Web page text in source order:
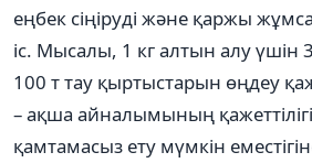
еңбек сіңіруді және қаржы
іс. Мысалы, 1 кг алтын алу үшін
100 т тау қыртыстарын өңдеу
– ақша айналымының
қамтамасыз ету мүмкін